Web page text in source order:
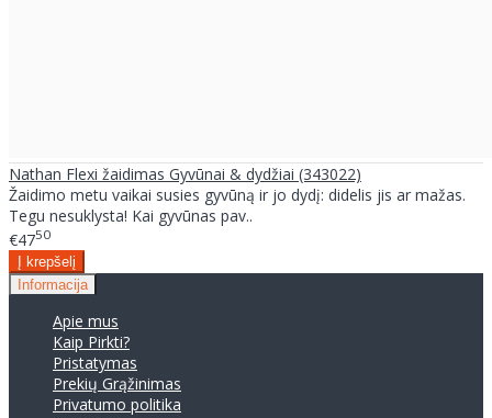
Nathan Flexi žaidimas Gyvūnai & dydžiai (343022)
Žaidimo metu vaikai susies gyvūną ir jo dydį: didelis jis ar mažas.
Tegu nesuklysta! Kai gyvūnas pav..
€4750
Informacija
Apie mus
Kaip Pirkti?
Pristatymas
Prekių Grąžinimas
Privatumo politika